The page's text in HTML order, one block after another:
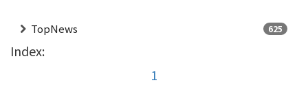
TopNews 625
Index:
1